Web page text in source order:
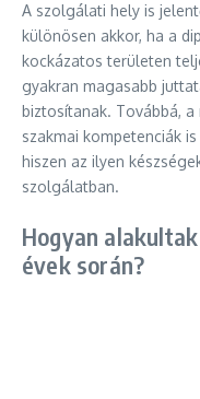
A szolgálati hely is
különösen akkor, ha a
kockázatos területen
gyakran magasabb
biztosítanak. Továbbá, a
szakmai kompetenciák
hiszen az ilyen
szolgálatban.
Hogyan
évek során?